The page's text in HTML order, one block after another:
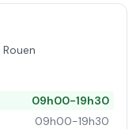
Rouen
09h00-19h30
09h00-19h30